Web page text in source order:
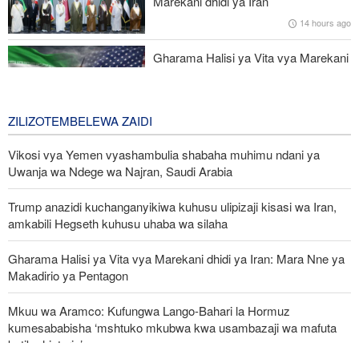
operesheni kubwa
Mbu vamizi azua hofu ya malaria kote barani Afrika
14 hours ago
Gharama Halisi ya Vita vya Marekani
ZILIZOTEMBELEWA ZAIDI
Vikosi vya Yemen vyashambulia shabaha muhimu ndani ya
Uwanja wa Ndege wa Najran, Saudi Arabia
Trump anazidi kuchanganyikiwa kuhusu ulipizaji kisasi wa Iran,
amkabili Hegseth kuhusu uhaba wa silaha
Gharama Halisi ya Vita vya Marekani dhidi ya Iran: Mara Nne ya
Makadirio ya Pentagon
Mkuu wa Aramco: Kufungwa Lango-Bahari la Hormuz
kumesababisha ‘mshtuko mkubwa kwa usambazaji wa mafuta
katika historia’